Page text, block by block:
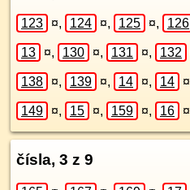
123 ¤, 124 ¤, 125 ¤, 126
13 ¤, 130 ¤, 131 ¤, 132
138 ¤, 139 ¤, 14 ¤, 14 ¤
149 ¤, 15 ¤, 159 ¤, 16 ¤
čísla, 3 z 9